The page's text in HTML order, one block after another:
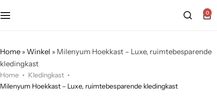
0
Home »Winkel » Milenyum Hoekkast – Luxe, ruimtebesparende
kledingkast
Home
Kledingkast
Milenyum Hoekkast – Luxe, ruimtebesparende kledingkast